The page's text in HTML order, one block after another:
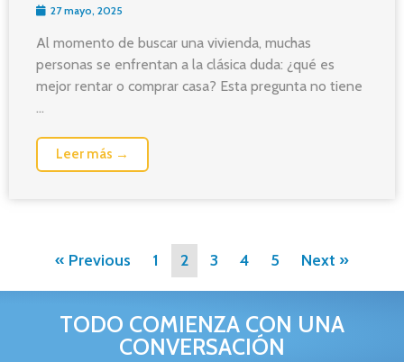
27 mayo, 2025
Al momento de buscar una vivienda, muchas
personas se enfrentan a la clásica duda: ¿qué es
mejor rentar o comprar casa? Esta pregunta no tiene
...
Leer más →
« Previous 1 2 3 4 5 Next »
TODO COMIENZA CON UNA
CONVERSACIÓN